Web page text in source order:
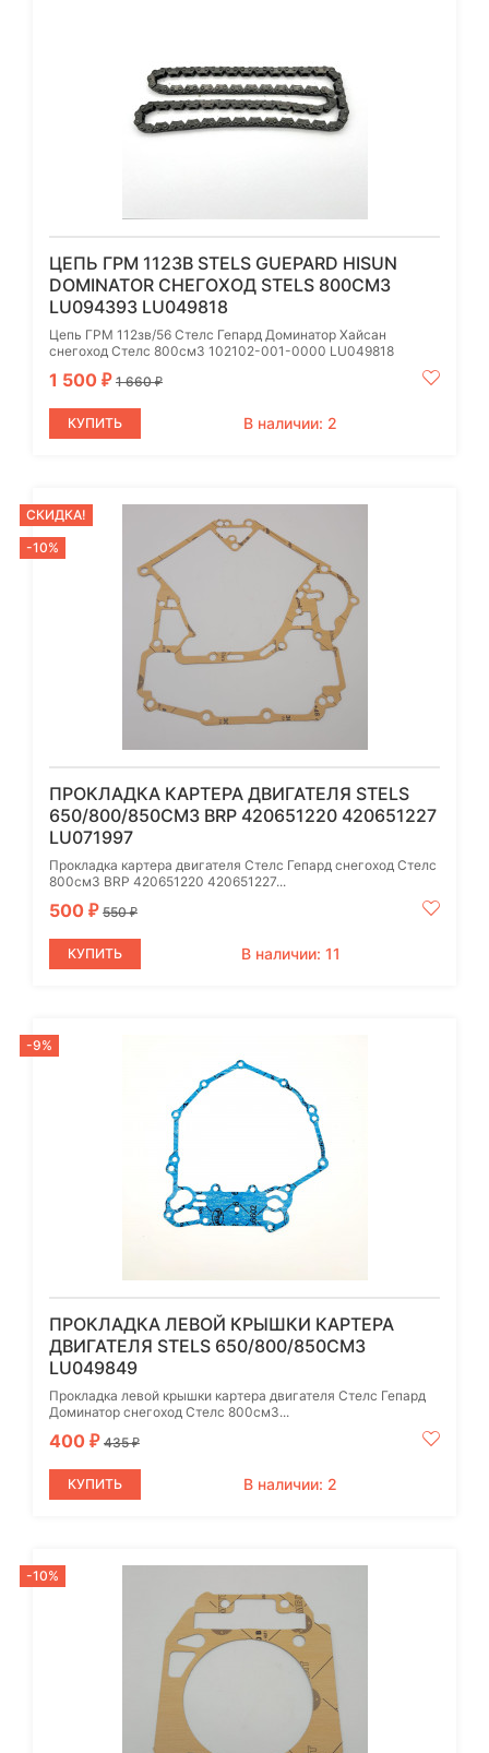
ЦЕПЬ ГРМ 112ЗВ STELS GUEPARD HISUN
DOMINATOR СНЕГОХОД STELS 800СМ3
LU094393 LU049818
Цепь ГРМ 112зв/56 Стелс Гепард Доминатор Хайсан
снегоход Стелс 800см3 102102-001-0000 LU049818
1 500 ₽ 1 660₽
КУПИТЬ В наличии: 2
СКИДКА!
-10%
ПРОКЛАДКА КАРТЕРА ДВИГАТЕЛЯ STELS
650/800/850СМ3 BRP 420651220 420651227
LU071997
Прокладка картера двигателя Стелс Гепард снегоход Стелс
800см3 BRP 420651220 420651227...
500 ₽ 550₽
КУПИТЬ В наличии: 11
-9%
ПРОКЛАДКА ЛЕВОЙ КРЫШКИ КАРТЕРА
ДВИГАТЕЛЯ STELS 650/800/850СМ3
LU049849
Прокладка левой крышки картера двигателя Стелс Гепард
Доминатор снегоход Стелс 800см3...
400 ₽ 435₽
КУПИТЬ В наличии: 2
-10%